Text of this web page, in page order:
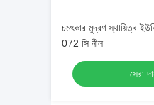
চমৎকার মুদ্রণ স্থায়িত্ব
072 সি নীল
সেরা